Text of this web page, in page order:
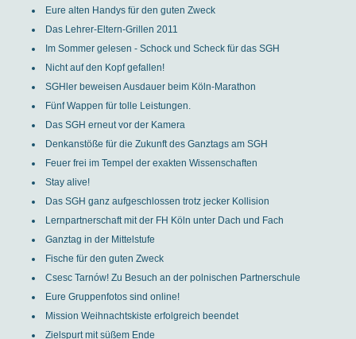
Eure alten Handys für den guten Zweck
Das Lehrer-Eltern-Grillen 2011
Im Sommer gelesen - Schock und Scheck für das SGH
Nicht auf den Kopf gefallen!
SGHler beweisen Ausdauer beim Köln-Marathon
Fünf Wappen für tolle Leistungen.
Das SGH erneut vor der Kamera
Denkanstöße für die Zukunft des Ganztags am SGH
Feuer frei im Tempel der exakten Wissenschaften
Stay alive!
Das SGH ganz aufgeschlossen trotz jecker Kollision
Lernpartnerschaft mit der FH Köln unter Dach und Fach
Ganztag in der Mittelstufe
Fische für den guten Zweck
Csesc Tarnów! Zu Besuch an der polnischen Partnerschule
Eure Gruppenfotos sind online!
Mission Weihnachtskiste erfolgreich beendet
Zielspurt mit süßem Ende